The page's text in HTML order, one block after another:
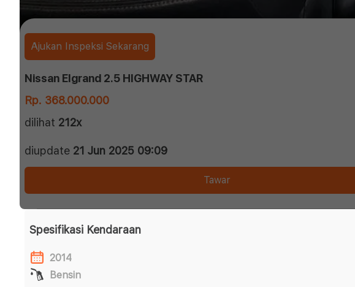
Ajukan Inspeksi Sekarang
Nissan Elgrand 2.5 HIGHWAY STAR
Rp. 368.000.000
dilihat 212x
diupdate 21 Jun 2025 09:09
Tawar
Spesifikasi Kendaraan
2014
Bensin